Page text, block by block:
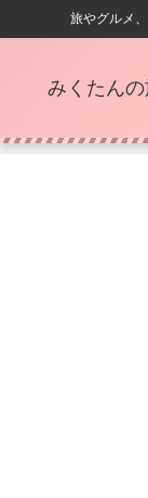
旅やグルメ
みくたん